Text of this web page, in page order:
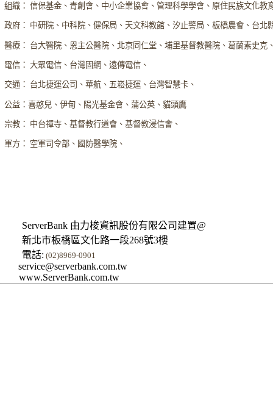
組織： 信保基金、青創會、中小企業協會、管理科學學會、原住民族文化教
政府： 中研院、中科院、健保局、天文科教館、汐止警局、板橋農會、台北
醫療： 台大醫院、恩主公醫院、北京同仁堂、埔里基督教醫院、葛蘭素史克
電信： 大眾電信、台灣固網、遠傳電信、
交通： 台北捷運公司、華航、五崧捷運、台灣智慧卡、
公益：喜憨兒、伊甸、陽光基金會、蒲公英、貓頭鷹
宗教： 中台禪寺、基督教行道會、基督教浸信會、
軍方： 空軍司令部、國防醫學院、
ServerBank 由力梭資訊股份有限公司建置@
新北市板橋區文化路一段268號3樓
電話: (02)8969-0901
service@serverbank.com.tw
www.ServerBank.com.tw